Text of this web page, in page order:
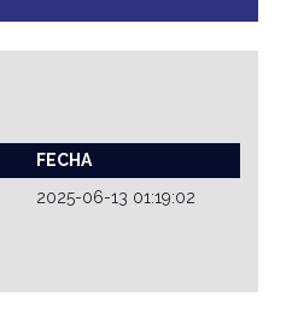
FECHA
2025-06-13 01:19:02